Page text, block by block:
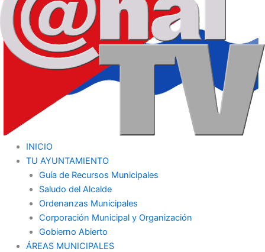
INICIO
TU AYUNTAMIENTO
Guía de Recursos Municipales
Saludo del Alcalde
Ordenanzas Municipales
Corporación Municipal y Organización
Gobierno Abierto
ÁREAS MUNICIPALES